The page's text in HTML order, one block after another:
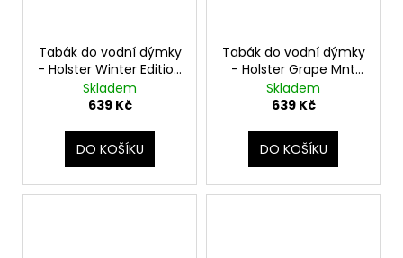
Tabák do vodní dýmky
- Holster Winter Edition
200g
Skladem
639 Kč
DO KOŠÍKU
Tabák do vodní dýmky
- Holster Grape Mnt
200g
Skladem
639 Kč
DO KOŠÍKU